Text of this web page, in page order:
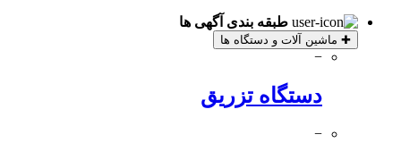
طبقه بندی آگهی ها
✚ ماشین آلات و دستگاه ها
−
دستگاه تزریق
−